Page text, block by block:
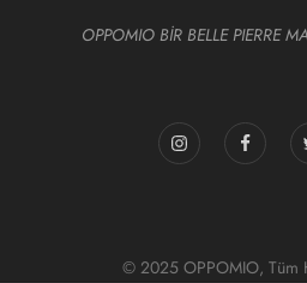
OPPOMIO BİR BELLE PIERRE
© 2025 OPPOMIO, Tüm